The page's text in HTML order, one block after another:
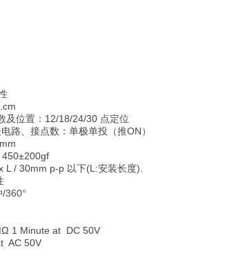
位置：12/18/24/30 点定位
、接点数：单极单投（推ON）
30mm p-p 以下(L:安装长度).
360°
1 Minute at DC 50V
AC 50V